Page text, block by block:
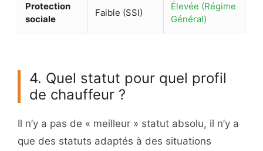
Protection
sociale
Faible (SSI)
Élevée (Régime
Général)
4. Quel statut pour quel profil
de chauffeur ?
Il n’y a pas de « meilleur » statut absolu, il n’y a
que des statuts adaptés à des situations